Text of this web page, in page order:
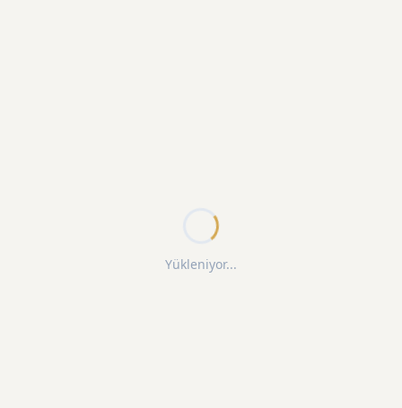
Yükleniyor...